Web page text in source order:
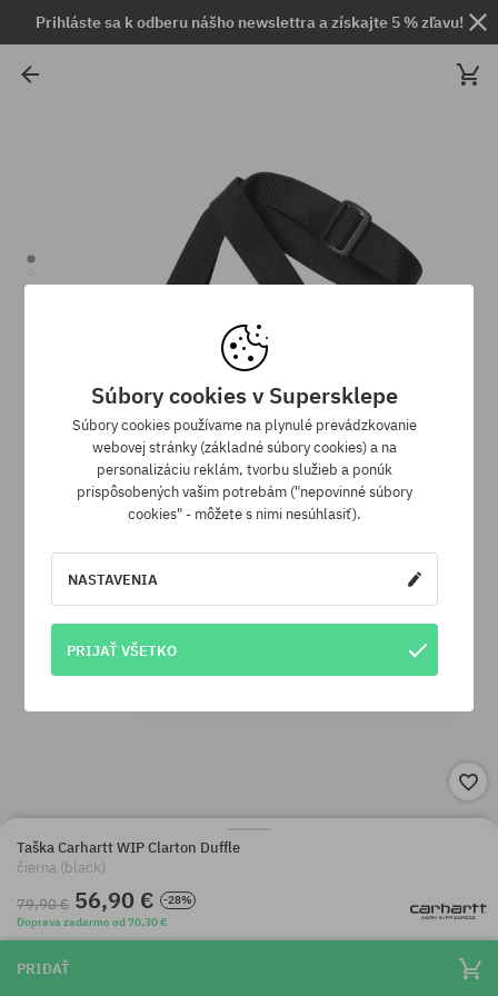
Prihláste sa k odberu nášho newslettra a získajte 5 % zľavu!
Taška Carhartt WIP Clarton Duffle
čierna (black)
79,90 € 56,90 €
-28%
Doprava zadarmo od 70,30 €
PRIDAŤ
Súbory cookies v Supersklepe
Súbory cookies používame na plynulé prevádzkovanie
webovej stránky (základné súbory cookies) a na
personalizáciu reklám, tvorbu služieb a ponúk
prispôsobených vašim potrebám ("nepovinné súbory
cookies" - môžete s nimi nesúhlasiť).
NASTAVENIA
PRIJAŤ VŠETKO